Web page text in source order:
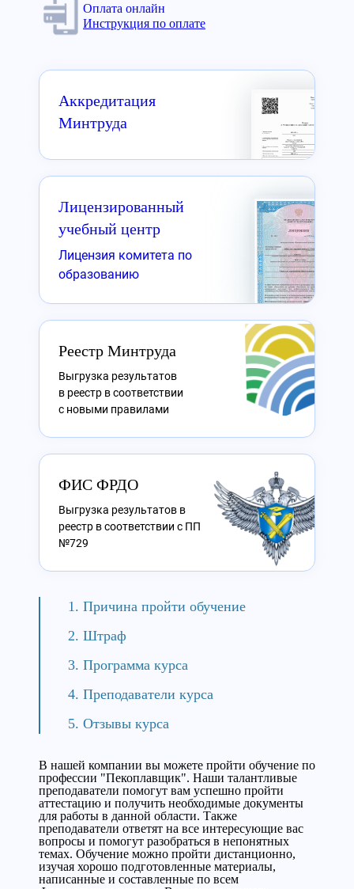
Оплата онлайн
Инструкция по оплате
Аккредитация
Минтруда
Лицензированный
учебный центр
Лицензия комитета по
образованию
Реестр Минтруда
Выгрузка результатов
в реестр в соответствии
с новыми правилами
ФИС ФРДО
Выгрузка результатов в
реестр в соответствии с ПП
№729
Причина пройти обучение
Штраф
Программа курса
Преподаватели курса
Отзывы курса
В нашей компании вы можете пройти обучение по
профессии "Пекоплавщик". Наши талантливые
преподаватели помогут вам успешно пройти
аттестацию и получить необходимые документы
для работы в данной области. Также
преподаватели ответят на все интересующие вас
вопросы и помогут разобраться в непонятных
темах. Обучение можно пройти дистанционно,
изучая хорошо подготовленные материалы,
написанные и составленные по всем